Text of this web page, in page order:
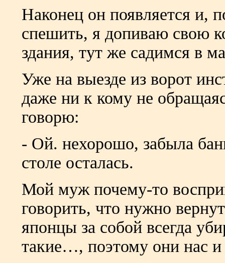
Наконец он появляется и,
спешить, я допиваю свою
здания, тут же садимся в
Уже на выезде из ворот
даже ни к кому не
говорю:
- Ой. нехорошо, забыла
столе осталась.
Мой муж почему-то
говорить, что нужно
японцы за собой всегда
такие…, поэтому они нас